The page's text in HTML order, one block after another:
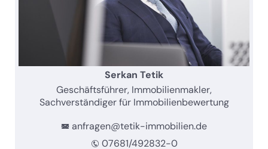
Serkan Tetik
Geschäftsführer, Immobilienmakler,
Sachverständiger für Immobilienbewertung
anfragen@tetik-immobilien.de
07681/492832-0